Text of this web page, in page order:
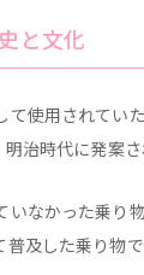
と文化
て使用されてい
治時代に発案さ
いなかった乗り
及した乗り物で